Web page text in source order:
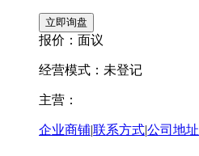
报价： 面议
经营模式：未登记
主营：
企业商铺|联系方式|公司地址